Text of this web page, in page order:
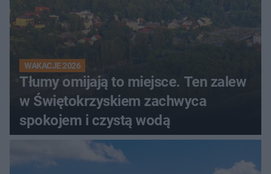
WAKACJE 2026
Tłumy omijają to miejsce. Ten zalew
w Świętokrzyskiem zachwyca
spokojem i czystą wodą